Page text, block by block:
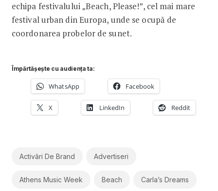
echipa festivalului „Beach, Please!”, cel mai mare
festival urban din Europa, unde se ocupă de
coordonarea probelor de sunet.
Împărtășește cu audiența ta:
WhatsApp Facebook
X LinkedIn Reddit
Activări De Brand Advertiseri
Athens Music Week Beach Carla’s Dreams